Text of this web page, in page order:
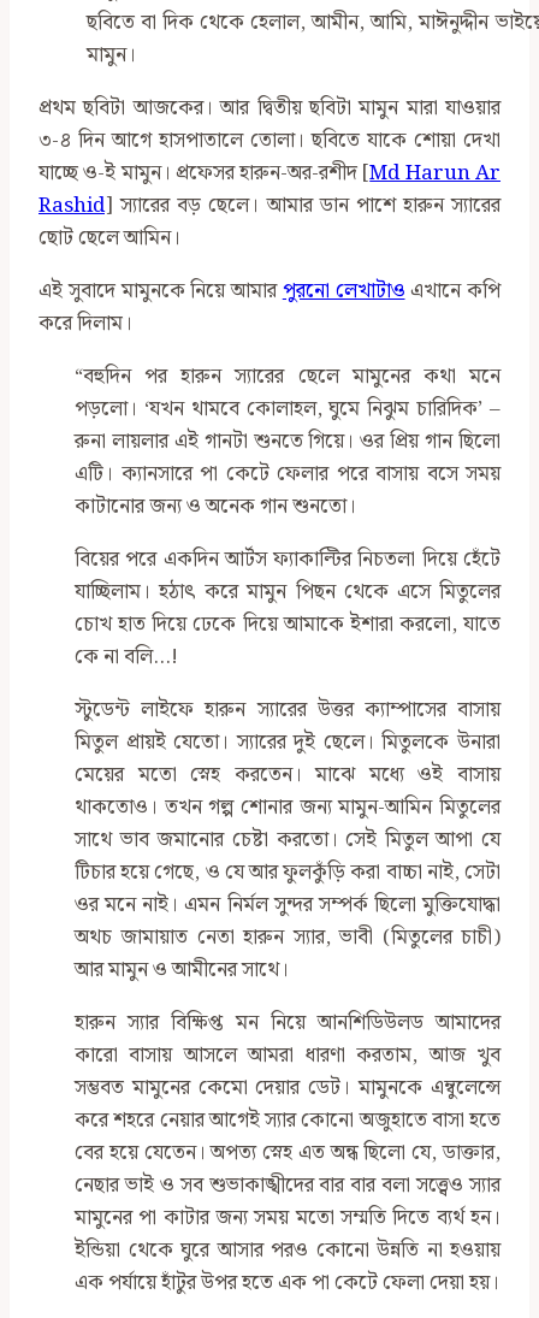
ছবিতে বা দিক থেকে হেলাল, আমীন, আমি, মাঈনুদ্দীন
মামুন।
প্রথম ছবিটা আজকের। আর দ্বিতীয় ছবিটা মামুন মারা যাওয়ার
৩-৪ দিন আগে হাসপাতালে তোলা। ছবিতে যাকে শোয়া দেখা
যাচ্ছে ও-ই মামুন। প্রফেসর হারুন-অর-রশীদ [Md Harun Ar
Rashid] স্যারের বড় ছেলে। আমার ডান পাশে হারুন স্যারের
ছোট ছেলে আমিন।
এই সুবাদে মামুনকে নিয়ে আমারপুরনো লেখাটাওএখানে কপি
করে দিলাম।
“বহুদিন পর হারুন স্যারের ছেলে মামুনের কথা মনে
পড়লো। ‘যখন থামবে কোলাহল, ঘুমে নিঝুম চারিদিক’ –
রুনা লায়লার এই গানটা শুনতে গিয়ে। ওর প্রিয় গান ছিলো
এটি। ক্যানসারে পা কেটে ফেলার পরে বাসায় বসে সময়
কাটানোর জন্য ও অনেক গান শুনতো।
বিয়ের পরে একদিন আর্টস ফ্যাকাল্টির নিচতলা দিয়ে হেঁটে
যাচ্ছিলাম। হঠাৎ করে মামুন পিছন থেকে এসে মিতুলের
চোখ হাত দিয়ে ঢেকে দিয়ে আমাকে ইশারা করলো, যাতে
কে না বলি…!
স্টুডেন্ট লাইফে হারুন স্যারের উত্তর ক্যাম্পাসের বাসায়
মিতুল প্রায়ই যেতো। স্যারের দুই ছেলে। মিতুলকে উনারা
মেয়ের মতো স্নেহ করতেন। মাঝে মধ্যে ওই বাসায়
থাকতোও। তখন গল্প শোনার জন্য মামুন-আমিন মিতুলের
সাথে ভাব জমানোর চেষ্টা করতো। সেই মিতুল আপা যে
টিচার হয়ে গেছে, ও যে আর ফুলকুঁড়ি করা বাচ্চা নাই, সেটা
ওর মনে নাই। এমন নির্মল সুন্দর সম্পর্ক ছিলো মুক্তিযোদ্ধা
অথচ জামায়াত নেতা হারুন স্যার, ভাবী (মিতুলের চাচী)
আর মামুন ও আমীনের সাথে।
হারুন স্যার বিক্ষিপ্ত মন নিয়ে আনশিডিউলড আমাদের
কারো বাসায় আসলে আমরা ধারণা করতাম, আজ খুব
সম্ভবত মামুনের কেমো দেয়ার ডেট। মামুনকে এম্বুলেন্সে
করে শহরে নেয়ার আগেই স্যার কোনো অজুহাতে বাসা হতে
বের হয়ে যেতেন। অপত্য স্নেহ এত অন্ধ ছিলো যে, ডাক্তার,
নেছার ভাই ও সব শুভাকাঙ্খীদের বার বার বলা সত্ত্বেও স্যার
মামুনের পা কাটার জন্য সময় মতো সম্মতি দিতে ব্যর্থ হন।
ইন্ডিয়া থেকে ঘুরে আসার পরও কোনো উন্নতি না হওয়ায়
এক পর্যায়ে হাঁটুর উপর হতে এক পা কেটে ফেলা দেয়া হয়।